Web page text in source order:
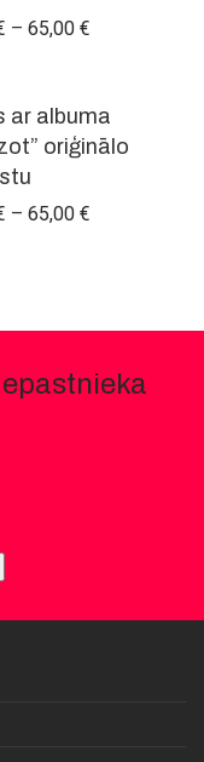
– 65,00 €
ar albuma
oriģinālo
– 65,00 €